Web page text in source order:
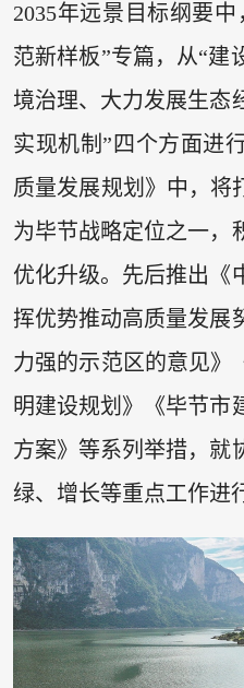
2035年远景目标纲要
范新样板”专篇，从“建
境治理、大力发展生态
实现机制”四个方面进
质量发展规划》中，将
为毕节战略定位之一，
优化升级。先后推出《
挥优势推动高质量发展
力强的示范区的意见》
明建设规划》《毕节市
方案》等系列举措，就
绿、增长等重点工作进